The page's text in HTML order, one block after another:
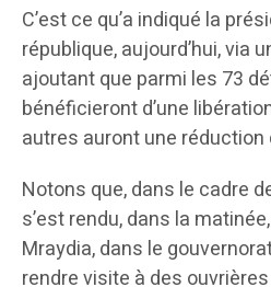
C’est ce qu’a indiqué la
république, aujourd’hui, via
ajoutant que parmi les 73
bénéficieront d’une
autres auront une réduction
Notons que, dans le cadre
s’est rendu, dans la
Mraydia, dans le
rendre visite à des